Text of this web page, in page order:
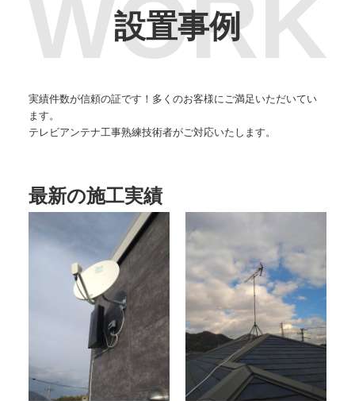
設置事例
実績件数が信頼の証です！多くのお客様にご満足いただいてい
ます。
テレビアンテナ工事熟練技術者がご対応いたします。
最新の施工実績